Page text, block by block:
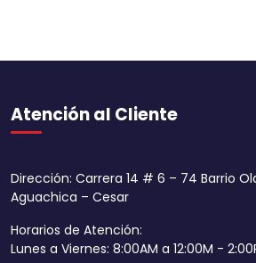
Atención al Cliente
Dirección: Carrera 14 # 6 – 74 Barrio
Aguachica – Cesar
Horarios de Atención:
Lunes a Viernes: 8:00AM a 12:00M -